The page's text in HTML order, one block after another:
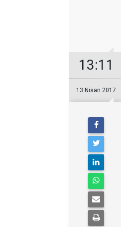
13:11
13 Nisan 2017